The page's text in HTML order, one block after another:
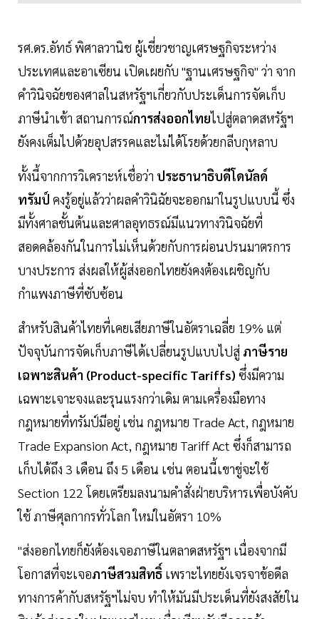
รศ.ดร.อัทธ์ พิศาลวานิช ผู้เชี่ยวชาญเศรษฐกิจระหว่าง
ประเทศและอาเซียน เปิดเผยกับ "ฐานเศรษฐกิจ" ว่า จาก
คำวินิจฉัยของศาลในสหรัฐฯเกี่ยวกับประเด็นการจัดเก็บ
ภาษีนำเข้า สถานการณ์การส่งออกไทยไปสู่ตลาดสหรัฐฯ
ยังคงเต็มไปด้วยอุปสรรคและไม่ได้โรยด้วยกลีบกุหลาบ
ทั้งนี้จากการวิเคราะห์เชื่อว่า ประธานาธิบดีโดนัลด์
ทรัมป์ คงรู้อยู่แล้วว่าผลคำวินิฉัยจะออกมาในรูปแบบนี้ ซึ่ง
มีทั้งศาลชั้นต้นและศาลอุทธรณ์มีแนวทางวินิจฉัยที่
สอดคล้องกันในการไม่เห็นด้วยกับการผ่อนปรนมาตรการ
บางประการ ส่งผลให้ผู้ส่งออกไทยยังคงต้องเผชิญกับ
กำแพงภาษีที่ซับซ้อน
สำหรับสินค้าไทยที่เคยเสียภาษีในอัตราเฉลี่ย 19% แต่
ปัจจุบันการจัดเก็บภาษีได้เปลี่ยนรูปแบบไปสู่ ภาษีราย
เฉพาะสินค้า (Product-specific Tariffs) ซึ่งมีความ
เฉพาะเจาะจงและรุนแรงกว่าเดิม ตามเครื่องมือทาง
กฎหมายที่ทรัมป์มีอยู่ เช่น กฎหมาย Trade Act, กฎหมาย
Trade Expansion Act, กฎหมาย Tariff Act ซึ่งก็สามารถ
เก็บได้ถึง 3 เดือน ถึง 5 เดือน เช่น ตอนนี้เขาขู่จะใช้
Section 122 โดยเตรียมลงนามคำสั่งฝ่ายบริหารเพื่อบังคับ
ใช้ ภาษีศุลกากรทั่วโลก ใหม่ในอัตรา 10%
"ส่งออกไทยก็ยังต้องเจอภาษีในตลาดสหรัฐฯ เนื่องจากมี
โอกาสที่จะเจอภาษีสวมสิทธิ์ เพราะไทยยังเจรจาข้อดีล
ทางการค้ากับสหรัฐฯไม่จบ ทำให้มันมีประเด็นที่ยังสงสัยใน